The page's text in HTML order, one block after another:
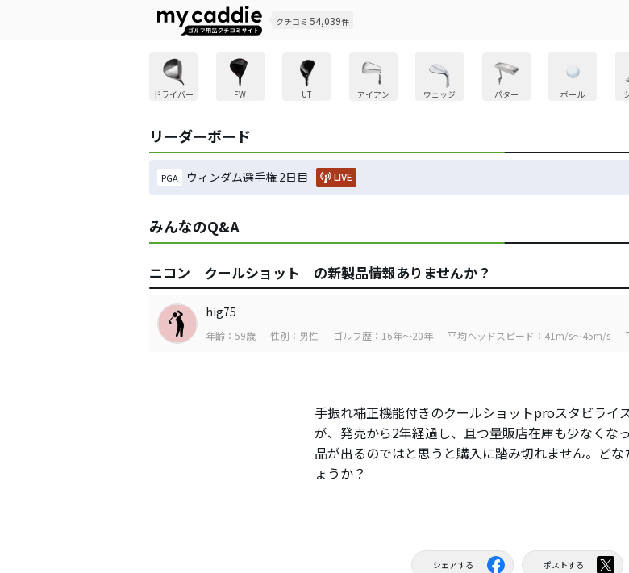
クチコミ 54,039件
ドライバー FW UT アイアン ウェッジ パター ボール
リーダーボード
PGA ウィンダム選手権 2日目 LIVE
みんなのQ&A
ニコン クールショット の新製品情報ありませんか？
hig75
年齢：59歳 性別：男性 ゴルフ歴：16年～20年 平均ヘッドスピード：41m/s～45m/s
手振れ補正機能付きのクールショットproスタビライ
が、発売から2年経過し、且つ量販店在庫も少なくな
品が出るのではと思うと購入に踏み切れません。ど
ょうか？
シェアする ポストする